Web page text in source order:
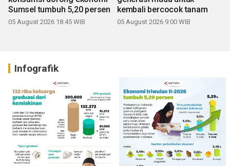
Sumsel tumbuh 5,20 persen
05 August 2026 18:45 WIB
kembali bercocok tanam
05 August 2026 9:00 WIB
Infografik